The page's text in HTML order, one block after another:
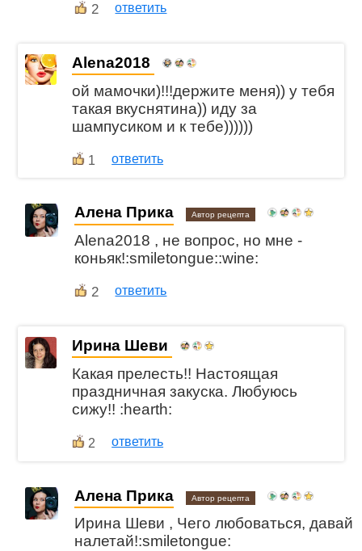
2 ответить
Alena2018
ой мамочки)!!!держите меня)) у тебя
такая вкуснятина)) иду за
шампусиком и к тебе))))))
1 ответить
Алена Прика Автор рецепта
Alena2018 , не вопрос, но мне -
коньяк!:smiletongue::wine:
2 ответить
Ирина Шеви
Какая прелесть!! Настоящая
праздничная закуска. Любуюсь
сижу!! :hearth:
2 ответить
Алена Прика Автор рецепта
Ирина Шеви , Чего любоваться, давай
налетай!:smiletongue: